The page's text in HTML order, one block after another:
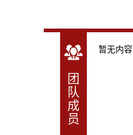
团
队
成
员
暂无内容